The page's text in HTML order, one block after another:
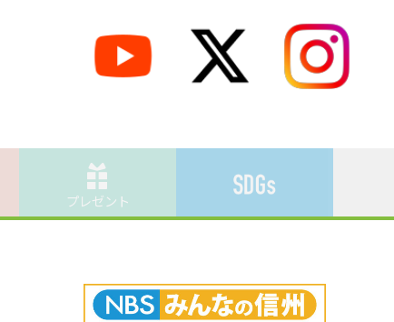
プレゼント